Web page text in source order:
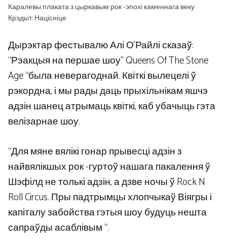
Каралевы плаката з цыркавым рок -эпохі каменнага веку.
Крэдыт: Націсніце
Дырэктар фестывалю Алі О’Райлі сказаў:
“Рэакцыя на першае шоу” Queens Of The Stone
Age “была неверагоднай. Квіткі вылецелі ў
рэкордна, і мы рады даць прыхільнікам яшчэ
адзін шанец атрымаць квіткі, каб убачыць гэта
велізарнае шоу.
“Для мяне вялікі гонар прывесці адзін з
найвялікшых рок -гуртоў нашага пакалення ў
Шэфілд не толькі адзін, а дзве ночы ў Rock N
Roll Circus. Пры падтрымцы хлопчыкаў Віягры і
капіталу забойства гэтыя шоу будуць нешта
сапраўды асаблівым “.